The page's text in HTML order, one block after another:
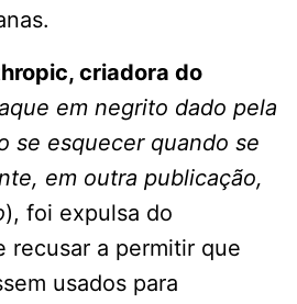
criadora do
em negrito dado pela
se esquecer quando se
em outra publicação,
), foi expulsa do
recusar a permitir que
usados ​​para